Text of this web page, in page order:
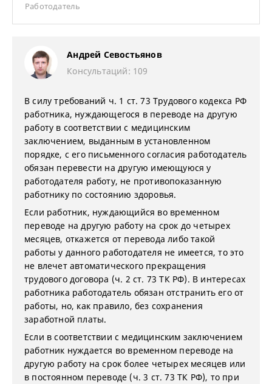
Работодатель
Андрей Севостьянов
Консультаций: 109
В силу требований ч. 1 ст. 73 Трудового кодекса РФ
работника, нуждающегося в переводе на другую
работу в соответствии с медицинским
заключением, выданным в установленном
порядке, с его письменного согласия работодатель
обязан перевести на другую имеющуюся у
работодателя работу, не противопоказанную
работнику по состоянию здоровья.
Если работник, нуждающийся во временном
переводе на другую работу на срок до четырех
месяцев, откажется от перевода либо такой
работы у данного работодателя не имеется, то это
не влечет автоматического прекращения
трудового договора (ч. 2 ст. 73 ТК РФ). В интересах
работника работодатель обязан отстранить его от
работы, но, как правило, без сохранения
заработной платы.
Если в соответствии с медицинским заключением
работник нуждается во временном переводе на
другую работу на срок более четырех месяцев или
в постоянном переводе (ч. 3 ст. 73 ТК РФ), то при